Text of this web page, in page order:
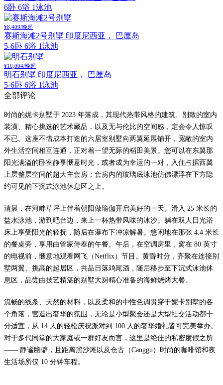
6卧 6浴 1泳池
¥8,409/晚起
赛斯海滩2号别墅 印度尼西亚， 巴厘岛
5-6卧 6浴 1泳池
¥10,004/晚起
明石别墅 印度尼西亚， 巴厘岛
5-6卧 6浴 1泳池
全部评论
时尚的妮卡别墅于 2023 年落成，其现代热带风格的建筑、别致的室内
装潢、精心挑选的艺术藏品，以及无与伦比的空间感，定会令人惊叹
不已。这座不惜成本打造的六居室别墅向两翼延展铺开，宽敞的室内
外生活空间相互连通，正对着一望无际的稻田美景。您可以在东翼那
阳光满溢的卧室静享惬意时光，或者成为幸运的一对，入住占据西翼
上层整层空间的超大主套房；套房内的玻璃底泳池仿佛漂浮在下方隐
约可见的下沉式泳池休息区之上。
清晨，在河畔草坪上伴着朝阳做瑜伽开启美好的一天。滑入 25 米长的
盐水泳池，游到吧台边，来上一杯热带风味的冰沙。躺在双人日光浴
床上享受阳光的轻抚，随后在瀑布下冲凉解暑。悠闲地在那张 4.4 米长
的餐桌旁，享用由管家侍奉的午餐。午后，在空调房里，窝在 80 英寸
的电视前，惬意地观看网飞（Netflix）节目。黄昏时分，齐聚在连接别
墅两翼、挑高的起居区，共品日落鸡尾酒，随后移步至下沉式泳池休
息区，品尝由技艺精湛的别墅大厨精心准备的海鲜烧烤大餐。
流畅的线条、天然的材料，以及柔和的中性色调贯穿于妮卡别墅的各
个角落，营造出奢华的氛围，无论是小型聚会还是大型社交活动都十
分适宜，从 14 人的轻松庆祝派对到 100 人的奢华婚礼皆可完美举办。
对于多代同堂的大家庭或一群好友而言，这里是绝佳的私密度假之所
—— 静谧幽僻，且距离黑沙滩以及仓古（Canggu）时尚的咖啡馆和夜
生活场所仅 10 分钟车程。